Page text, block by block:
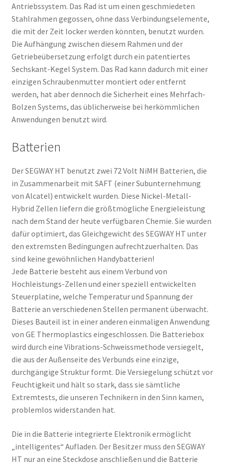
Antriebssystem. Das Rad ist um einen geschmiedeten
Stahlrahmen gegossen, ohne dass Verbindungselemente,
die mit der Zeit locker werden könnten, benutzt wurden.
Die Aufhängung zwischen diesem Rahmen und der
Getriebeübersetzung erfolgt durch ein patentiertes
Sechskant-Kegel System. Das Rad kann dadurch mit einer
einzigen Schraubenmutter montiert oder entfernt
werden, hat aber dennoch die Sicherheit eines Mehrfach-
Bolzen Systems, das üblicherweise bei herkömmlichen
Anwendungen benutzt wird.
Batterien
Der SEGWAY HT benutzt zwei 72 Volt NiMH Batterien, die
in Zusammenarbeit mit SAFT (einer Subunternehmung
von Alcatel) entwickelt wurden. Diese Nickel-Metall-
Hybrid Zellen liefern die größtmögliche Energieleistung
nach dem Stand der heute verfügbaren Chemie. Sie wurden
dafür optimiert, das Gleichgewicht des SEGWAY HT unter
den extremsten Bedingungen aufrechtzuerhalten. Das
sind keine gewöhnlichen Handybatterien!
Jede Batterie besteht aus einem Verbund von
Hochleistungs-Zellen und einer speziell entwickelten
Steuerplatine, welche Temperatur und Spannung der
Batterie an verschiedenen Stellen permanent überwacht.
Dieses Bauteil ist in einer anderen einmaligen Anwendung
von GE Thermoplastics eingeschlossen. Die Batteriebox
wird durch eine Vibrations-Schweissmethode versiegelt,
die aus der Außenseite des Verbunds eine einzige,
durchgängige Struktur formt. Die Versiegelung schützt vor
Feuchtigkeit und hält so stark, dass sie sämtliche
Extremtests, die unseren Technikern in den Sinn kamen,
problemlos widerstanden hat.
Die in die Batterie integrierte Elektronik ermöglicht
„intelligentes“ Aufladen. Der Besitzer muss den SEGWAY
HT nur an eine Steckdose anschließen und die Batterie